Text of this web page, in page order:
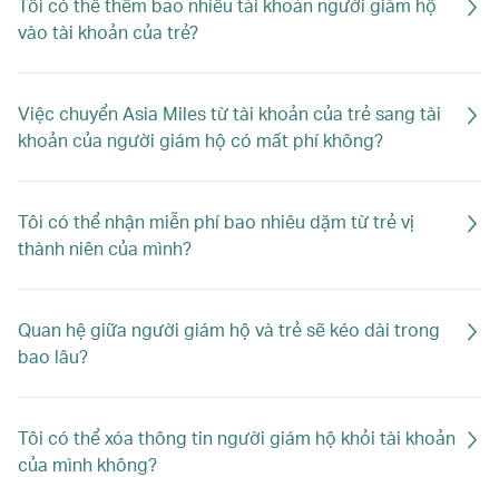
Tôi có thể thêm bao nhiêu tài khoản người giám hộ
vào tài khoản của trẻ?
Việc chuyển Asia Miles từ tài khoản của trẻ sang tài
khoản của người giám hộ có mất phí không?
Tôi có thể nhận miễn phí bao nhiêu dặm từ trẻ vị
thành niên của mình?
Quan hệ giữa người giám hộ và trẻ sẽ kéo dài trong
bao lâu?
Tôi có thể xóa thông tin người giám hộ khỏi tài khoản
của mình không?